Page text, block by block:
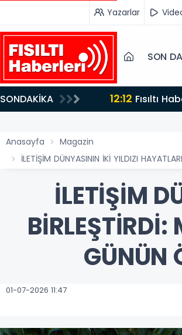
Yazarlar
SON
SONDAKİKA 11:42 Adalet Bakanı Akın Gürlek Iğdır'da TİGAD Çalıştayına Katıldı: Terörsüz Türkiye ve Sosyal Medya
Düzenlemesi
Anasayfa
Magazin
İLETİŞİM DÜNYASININ İKİ YILDIZI
İLETİŞİM
BİRLEŞTİRDİ:
GÜNÜN
01-07-2026 11:47